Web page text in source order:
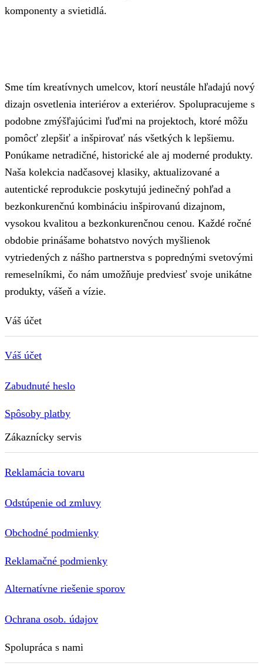
komponenty a svietidlá.
Sme tím kreatívnych umelcov, ktorí neustále hľadajú nový
dizajn osvetlenia interiérov a exteriérov. Spolupracujeme s
podobne zmýšľajúcimi ľuďmi na projektoch, ktoré môžu
pomôcť zlepšiť a inšpirovať nás všetkých k lepšiemu.
Ponúkame netradičné, historické ale aj moderné produkty.
Naša kolekcia nadčasovej klasiky, aktualizované a
autentické reprodukcie poskytujú jedinečný pohľad a
bezkonkurenčnú kombináciu inšpirovanú dizajnom,
vysokou kvalitou a bezkonkurenčnou cenou. Každé ročné
obdobie prinášame bohatstvo nových myšlienok
vytriedených z nášho partnerstva s poprednými svetovými
remeselníkmi, čo nám umožňuje predviesť svoje unikátne
produkty, vášeň a vízie.
Váš účet
Váš účet
Zabudnuté heslo
Spôsoby platby
Zákaznícky servis
Reklamácia tovaru
Odstúpenie od zmluvy
Obchodné podmienky
Reklamačné podmienky
Alternatívne riešenie sporov
Ochrana osob. údajov
Spolupráca s nami